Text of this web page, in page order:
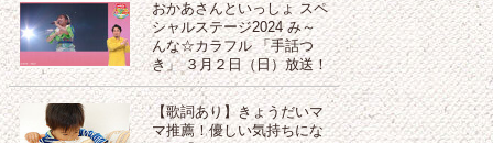
おかあさんといっしょ スペ
シャルステージ2024 み～
んな☆カラフル 「手話つ
き」 ３月２日（日）放送！
【歌詞あり】きょうだいマ
マ推薦！優しい気持ちにな